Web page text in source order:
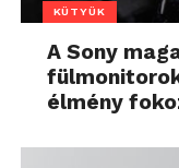
KÜTYÜK
A Sony
élmény